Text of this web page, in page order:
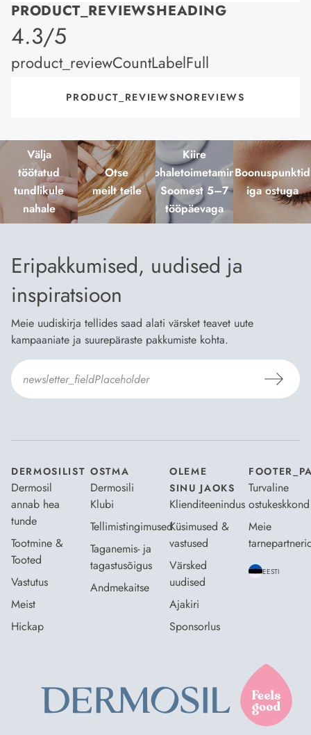
PRODUCT_REVIEWSHEADING
product_rating
4.3/5
product_reviewCountLabelFull
PRODUCT_REVIEWSNOREVIEWS
Välja
töötatud
tundlikule
nahale
Otse
meilt teile
Kiire
kohaletoimetamine
Soomest 5–7
tööpäevaga
Boonuspunktid
iga ostuga
Eripakkumised, uudised ja
inspiratsioon
Meie uudiskirja tellides saad alati värsket teavet uute
kampaaniate ja suurepäraste pakkumiste kohta.
DERMOSILIST
Dermosil
annab hea
tunde
Tootmine &
Tooted
Vastutus
Meist
Hickap
OSTMA
Dermosili
Klubi
Tellimistingimused
Taganemis- ja
tagastusõigus
Andmekaitse
OLEME
SINU JAOKS
Klienditeenindus
Küsimused &
vastused
Värsked
uudised
Ajakiri
Sponsorlus
Turvaline
ostukeskkond
Meie
EESTI